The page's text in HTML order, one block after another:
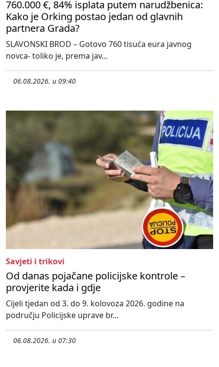
760.000 €, 84% isplata putem narudžbenica:
Kako je Orking postao jedan od glavnih
partnera Grada?
SLAVONSKI BROD – Gotovo 760 tisuća eura javnog
novca- toliko je, prema jav...
06.08.2026. u 09:40
Savjeti i trikovi
Od danas pojačane policijske kontrole –
provjerite kada i gdje
Cijeli tjedan od 3. do 9. kolovoza 2026. godine na
području Policijske uprave br...
06.08.2026. u 07:30